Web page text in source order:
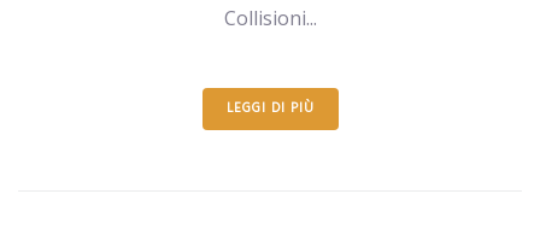
Collisioni...
LEGGI DI PIÙ